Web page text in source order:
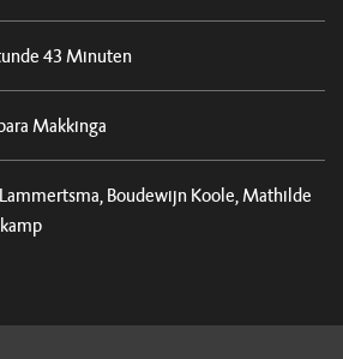
43 Minuten
Makkinga
Boudewijn Koole, Mathilde